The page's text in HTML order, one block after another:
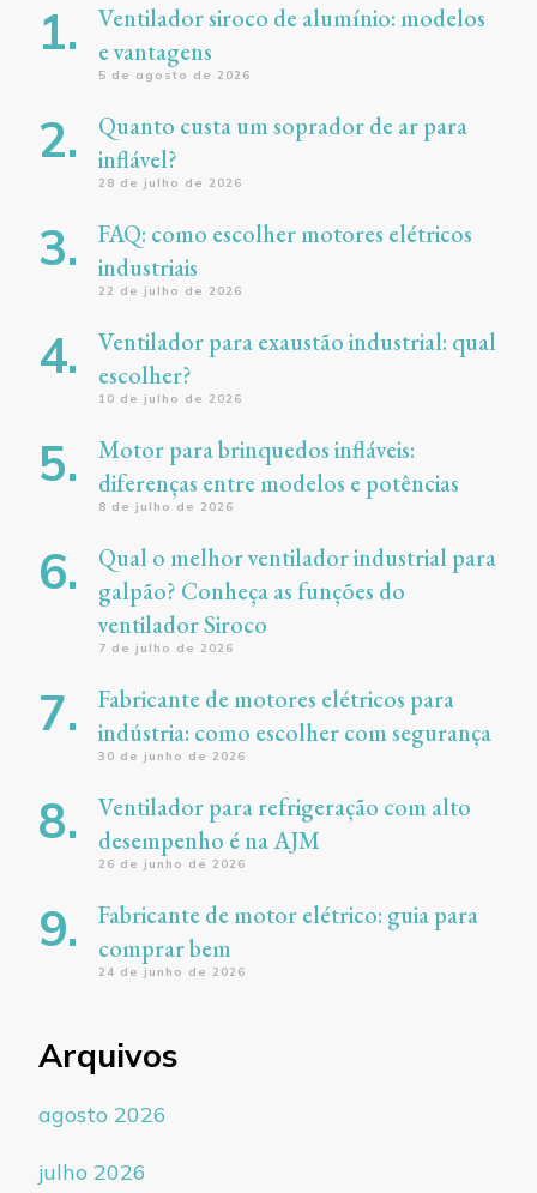
Ventilador siroco de alumínio: modelos
e vantagens
5 de agosto de 2026
Quanto custa um soprador de ar para
inflável?
28 de julho de 2026
FAQ: como escolher motores elétricos
industriais
22 de julho de 2026
Ventilador para exaustão industrial: qual
escolher?
10 de julho de 2026
Motor para brinquedos infláveis:
diferenças entre modelos e potências
8 de julho de 2026
Qual o melhor ventilador industrial para
galpão? Conheça as funções do
ventilador Siroco
7 de julho de 2026
Fabricante de motores elétricos para
indústria: como escolher com segurança
30 de junho de 2026
Ventilador para refrigeração com alto
desempenho é na AJM
26 de junho de 2026
Fabricante de motor elétrico: guia para
comprar bem
24 de junho de 2026
Arquivos
agosto 2026
julho 2026